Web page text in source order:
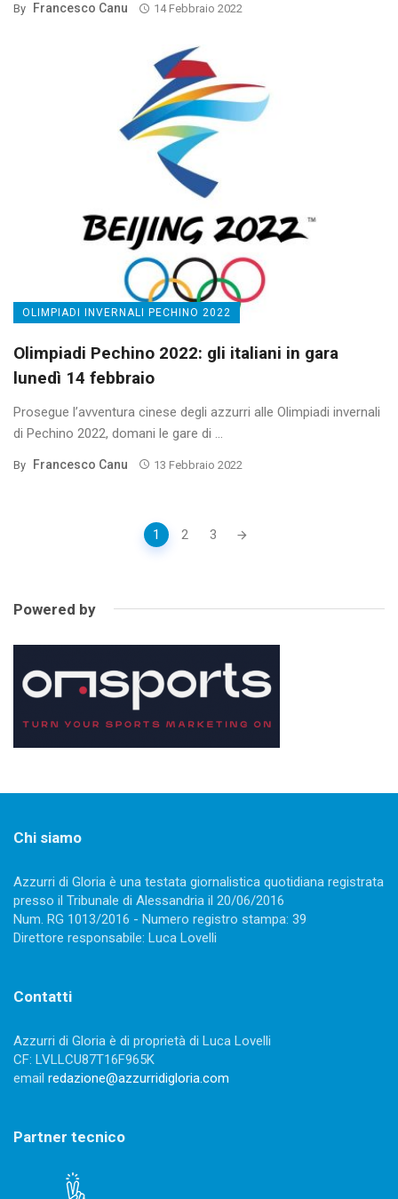
By Francesco Canu 14 Febbraio 2022
OLIMPIADI INVERNALI PECHINO 2022
Olimpiadi Pechino 2022: gli italiani in gara
lunedì 14 febbraio
Prosegue l’avventura cinese degli azzurri alle Olimpiadi invernali
di Pechino 2022, domani le gare di ...
By Francesco Canu 13 Febbraio 2022
1 2 3
Powered by
Chi siamo
Azzurri di Gloria è una testata giornalistica quotidiana registrata
presso il Tribunale di Alessandria il 20/06/2016
Num. RG 1013/2016 - Numero registro stampa: 39
Direttore responsabile: Luca Lovelli
Contatti
Azzurri di Gloria è di proprietà di Luca Lovelli
CF: LVLLCU87T16F965K
email redazione@azzurridigloria.com
Partner tecnico